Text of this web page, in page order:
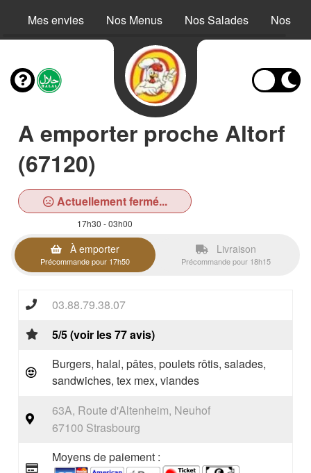
Mes envies Nos Menus Nos Salades Nos
A emporter proche Altorf
(67120)
Actuellement fermé...
17h30 - 03h00
À emporter
Précommande pour 17h50
Livraison
Précommande pour 18h15
03.88.79.38.07
5/5 (voir les 77 avis)
Burgers, halal, pâtes, poulets rôtis, salades,
sandwiches, tex mex, viandes
63A, Route d'Altenheim, Neuhof
67100 Strasbourg
Moyens de paiement :